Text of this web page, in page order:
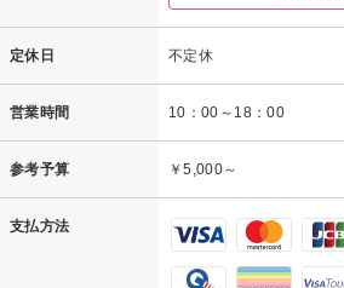
定休日 不定休
営業時間 10：00～18：00
参考予算 ￥5,000～
支払方法